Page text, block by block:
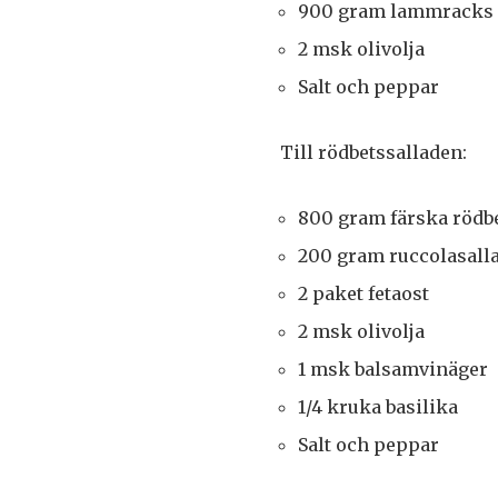
900 gram lammracks
2 msk olivolja
Salt och peppar
Till rödbetssalladen:
800 gram färska
200 gram
2 paket fetaost
2 msk olivolja
1 msk balsamvinäger
1/4 kruka basilika
Salt och peppar